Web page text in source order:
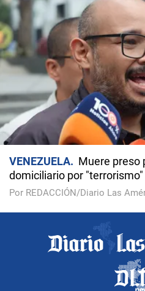
VENEZUELA
Muere preso
domiciliario por
Por REDACCIÓN/Diario Las